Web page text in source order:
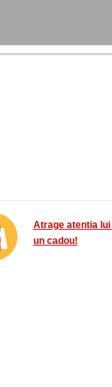
Atrage atentia lui
un cadou!